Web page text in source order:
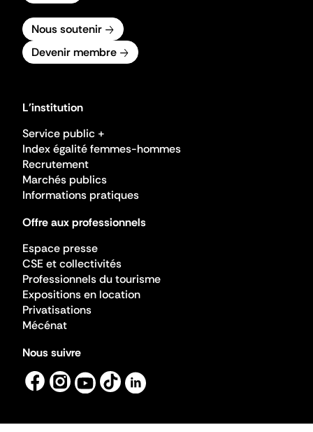
Nous soutenir
Devenir membre
L'institution
Service public +
Index égalité femmes-hommes
Recrutement
Marchés publics
Informations pratiques
Offre aux professionnels
Espace presse
CSE et collectivités
Professionnels du tourisme
Expositions en location
Privatisations
Mécénat
Nous suivre